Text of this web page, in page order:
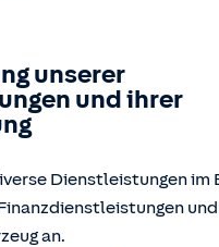
unserer
und ihrer
Dienstleistungen im
an.